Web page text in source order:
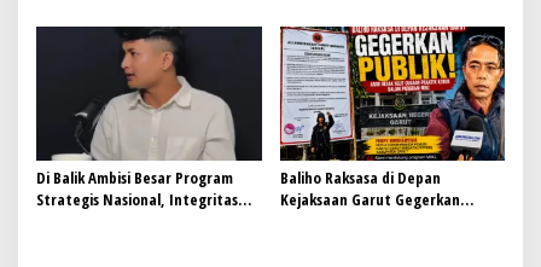
Internal Partai Berjalan
Di Balik Ambisi Besar Program
Strategis Nasional, Integritas
Baliho Raksasa di Depan
Kejaksaan Garut Gegerkan